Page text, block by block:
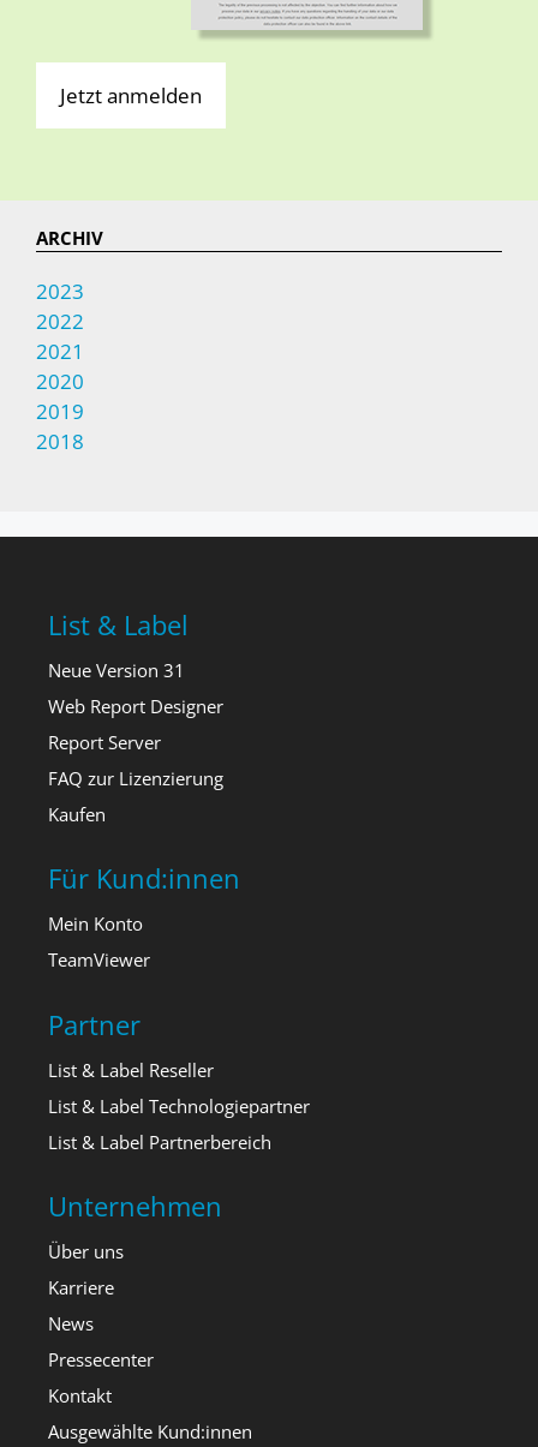
Jetzt anmelden
ARCHIV
2023
2022
2021
2020
2019
2018
List & Label
Neue Version 31
Web Report Designer
Report Server
FAQ zur Lizenzierung
Kaufen
Für Kund:innen
Mein Konto
TeamViewer
Partner
List & Label Reseller
List & Label Technologiepartner
List & Label Partnerbereich
Unternehmen
Über uns
Karriere
News
Pressecenter
Kontakt
Ausgewählte Kund:innen